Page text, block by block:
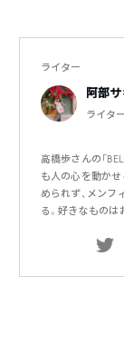
ライター
阿部
ライター
高橋歩さんの「
も人の心を動か
められず、メン
る。好きなものは